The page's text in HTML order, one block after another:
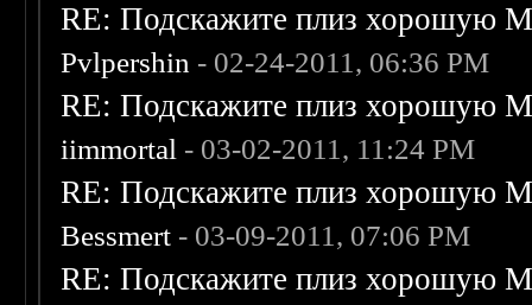
RE: Подскажите плиз хорошую
Pvlpershin - 02-24-2011, 06:36 PM
RE: Подскажите плиз хорошую
iimmortal - 03-02-2011, 11:24 PM
RE: Подскажите плиз хорошую
Bessmert - 03-09-2011, 07:06 PM
RE: Подскажите плиз хорошую